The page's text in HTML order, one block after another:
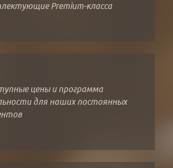
Premium-класса
цены и программа
для наших постоянных